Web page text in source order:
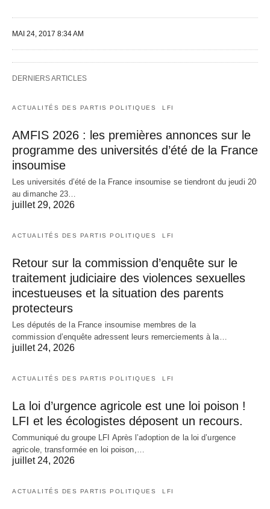
MAI 24, 2017 8:34 AM
DERNIERS ARTICLES
ACTUALITÉS DES PARTIS POLITIQUES LFI
AMFIS 2026 : les premières annonces sur le
programme des universités d’été de la France
insoumise
Les universités d’été de la France insoumise se tiendront du jeudi 20
au dimanche 23…
juillet 29, 2026
ACTUALITÉS DES PARTIS POLITIQUES LFI
Retour sur la commission d’enquête sur le
traitement judiciaire des violences sexuelles
incestueuses et la situation des parents
protecteurs
Les députés de la France insoumise membres de la
commission d’enquête adressent leurs remerciements à la…
juillet 24, 2026
ACTUALITÉS DES PARTIS POLITIQUES LFI
La loi d’urgence agricole est une loi poison !
LFI et les écologistes déposent un recours.
Communiqué du groupe LFI Après l’adoption de la loi d’urgence
agricole, transformée en loi poison,…
juillet 24, 2026
ACTUALITÉS DES PARTIS POLITIQUES LFI